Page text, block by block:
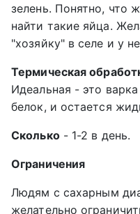
зелень. Понятно, что
найти такие яйца.
"хозяйку" в селе и у
Термическая
Идеальная - это
белок, и остается
Сколько- 1-2 в день.
Ограничения
Людям с сахарным
желательно